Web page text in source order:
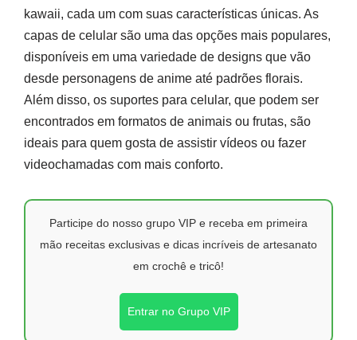
kawaii, cada um com suas características únicas. As
capas de celular são uma das opções mais populares,
disponíveis em uma variedade de designs que vão
desde personagens de anime até padrões florais.
Além disso, os suportes para celular, que podem ser
encontrados em formatos de animais ou frutas, são
ideais para quem gosta de assistir vídeos ou fazer
videochamadas com mais conforto.
Participe do nosso grupo VIP e receba em primeira
mão receitas exclusivas e dicas incríveis de artesanato
em crochê e tricô!
Entrar no Grupo VIP